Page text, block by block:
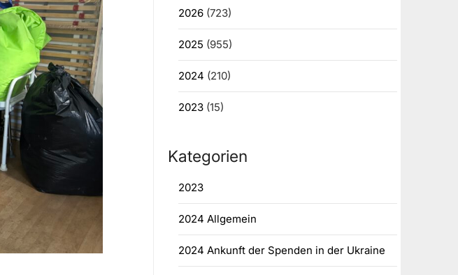
2026(723)
2025 (955)
2024 (210)
2023(15)
Kategorien
2023
2024 Allgemein
2024 Ankunft der Spenden in der Ukraine